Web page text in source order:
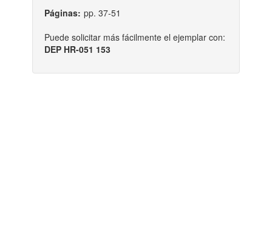
Páginas: pp. 37-51
Puede solicitar más fácilmente el ejemplar con:
DEP HR-051 153